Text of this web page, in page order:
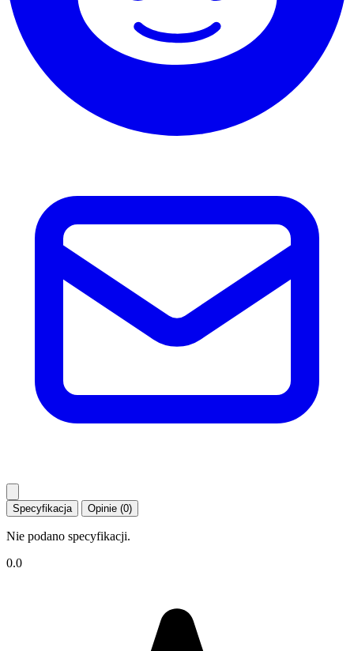
Specyfikacja Opinie (0)
Nie podano specyfikacji.
0.0